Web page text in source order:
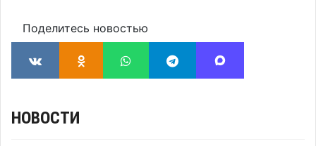
Поделитесь новостью
НОВОСТИ